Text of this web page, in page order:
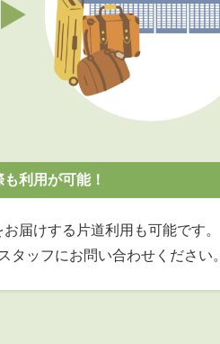
利用が可能！
届けする片道利用も可能です。
タッフにお問い合わせください